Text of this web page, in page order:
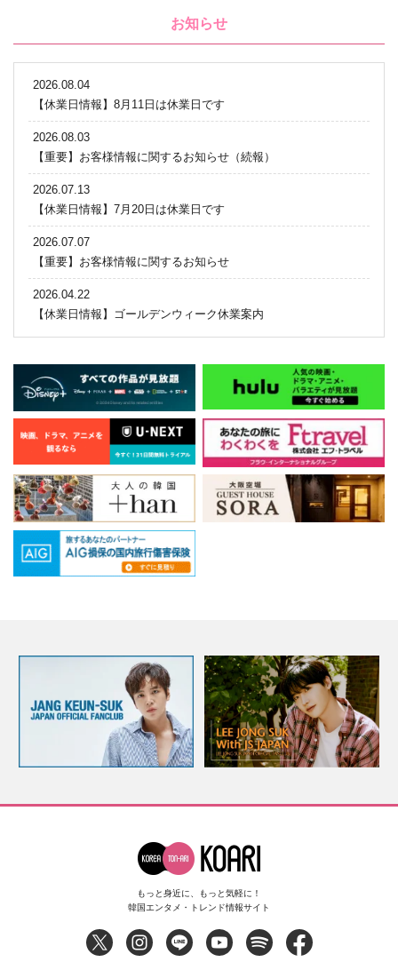
お知らせ
2026.08.04
【休業日情報】8月11日は休業日です
2026.08.03
【重要】お客様情報に関するお知らせ（続報）
2026.07.13
【休業日情報】7月20日は休業日です
2026.07.07
【重要】お客様情報に関するお知らせ
2026.04.22
【休業日情報】ゴールデンウィーク休業案内
もっと身近に、もっと気軽に！
韓国エンタメ・トレンド情報サイト